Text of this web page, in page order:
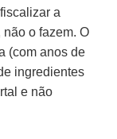
a
o fazem. O
(com anos de
ingredientes
e não